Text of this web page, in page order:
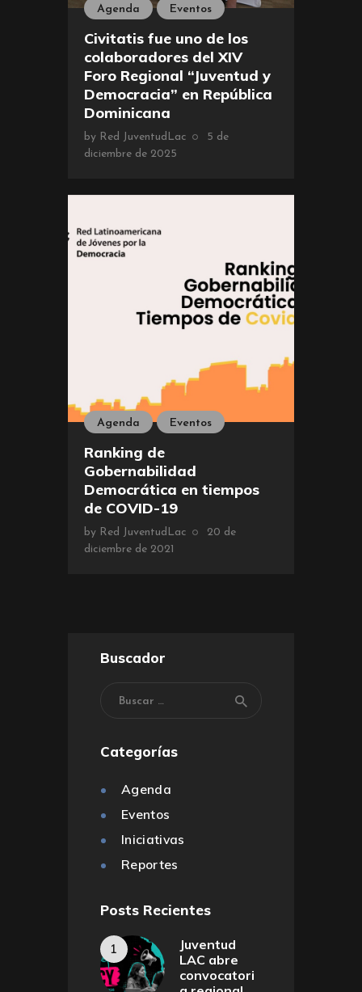
Agenda Eventos
Civitatis fue uno de los
colaboradores del XIV
Foro Regional “Juventud y
Democracia” en República
Dominicana
by Red JuventudLac
5 de
diciembre de 2025
Agenda Eventos
Ranking de
Gobernabilidad
Democrática en tiempos
de COVID-19
by Red JuventudLac
20 de
diciembre de 2021
Buscador
Categorías
Agenda
Eventos
Iniciativas
Reportes
Posts Recientes
Juventud
LAC abre
convocatori